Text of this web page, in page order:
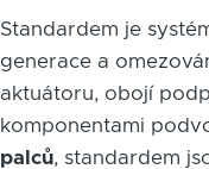
Standardem je
generace a
aktuátoru, obojí
komponentami
palců, standardem